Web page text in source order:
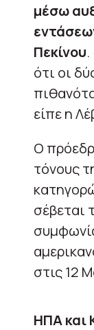
μέσω
Πεκίνου
ότι οι
είπε η
Ο
τόνους
σέβεται
στις 12
ΗΠΑ και